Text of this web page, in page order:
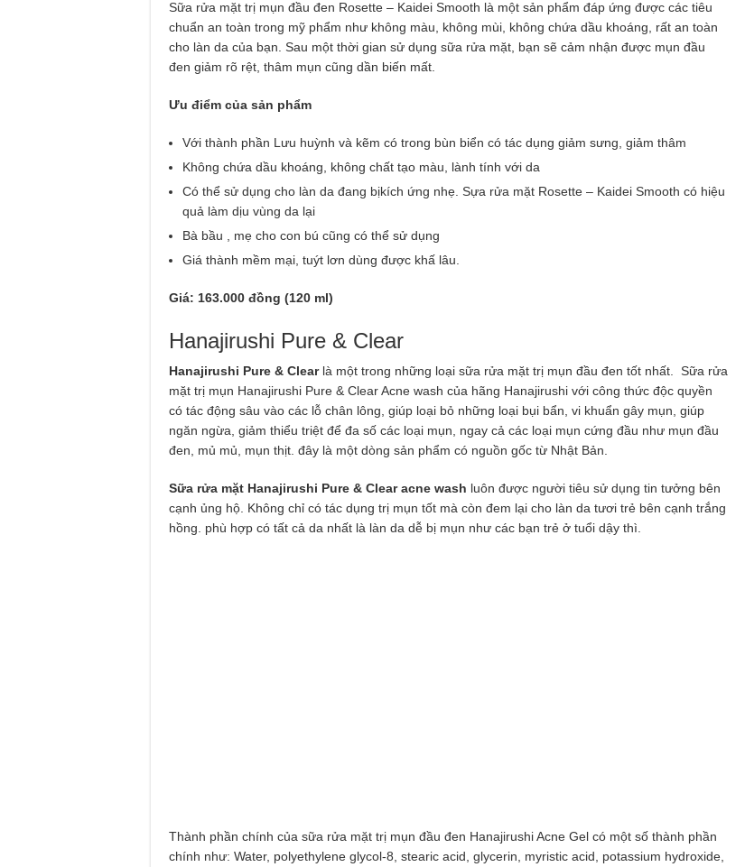
Sữa rửa mặt trị mụn đầu đen Rosette – Kaidei Smooth là một sản phẩm đáp ứng được các tiêu
chuẩn an toàn trong mỹ phẩm như không màu, không mùi, không chứa dầu khoáng, rất an toàn
cho làn da của bạn. Sau một thời gian sử dụng sữa rửa mặt, bạn sẽ cảm nhận được mụn đầu
đen giảm rõ rệt, thâm mụn cũng dần biến mất.
Ưu điểm của sản phẩm
Với thành phần Lưu huỳnh và kẽm có trong bùn biển có tác dụng giảm sưng, giảm thâm
Không chứa dầu khoáng, không chất tạo màu, lành tính với da
Có thể sử dụng cho làn da đang bịkích ứng nhẹ. Sựa rửa mặt Rosette – Kaidei Smooth có hiệu
quả làm dịu vùng da lại
Bà bầu , mẹ cho con bú cũng có thể sử dụng
Giá thành mềm mại, tuýt lơn dùng được khấ lâu.
Giá: 163.000 đồng (120 ml)
Hanajirushi Pure & Clear
Hanajirushi Pure & Clearlà một trong những loại sữa rửa mặt trị mụn đầu đen tốt nhất. Sữa rửa
mặt trị mụn Hanajirushi Pure & Clear Acne wash của hãng Hanajirushi với công thức độc quyền
có tác động sâu vào các lỗ chân lông, giúp loại bỏ những loại bụi bẩn, vi khuẩn gây mụn, giúp
ngăn ngừa, giảm thiểu triệt để đa số các loại mụn, ngay cả các loại mụn cứng đầu như mụn đầu
đen, mủ mủ, mụn thịt. đây là một dòng sản phẩm có nguồn gốc từ Nhật Bản.
Sữa rửa mặt Hanajirushi Pure & Clear acne wash luôn được người tiêu sử dụng tin tưởng bên
cạnh ủng hộ. Không chỉ có tác dụng trị mụn tốt mà còn đem lại cho làn da tươi trẻ bên cạnh trắng
hồng. phù hợp có tất cả da nhất là làn da dễ bị mụn như các bạn trẻ ở tuổi dậy thì.
Thành phần chính của sữa rửa mặt trị mụn đầu đen Hanajirushi Acne Gel có một số thành phần
chính như: Water, polyethylene glycol-8, stearic acid, glycerin, myristic acid, potassium hydroxide,